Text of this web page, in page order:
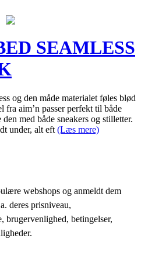
SEAMLESS
og den måde materialet føles blød
fra aim’n passer perfekt til både
med både sneakers og stilletter.
under, alt eft (Læs mere)
webshops og anmeldt dem
deres prisniveau,
brugervenlighed, betingelser,